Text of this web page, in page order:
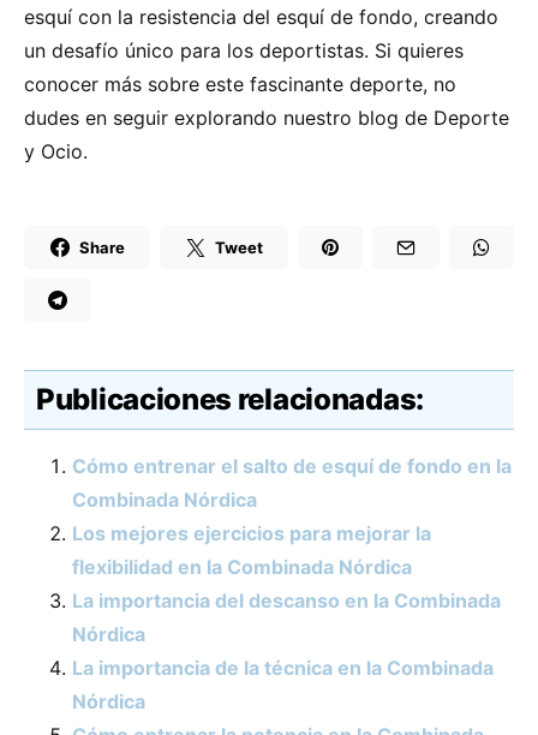
esquí con la resistencia del esquí de fondo, creando
un desafío único para los deportistas. Si quieres
conocer más sobre este fascinante deporte, no
dudes en seguir explorando nuestro blog de Deporte
y Ocio.
Share Tweet
Publicaciones relacionadas:
Cómo entrenar el salto de esquí de fondo en la
Combinada Nórdica
Los mejores ejercicios para mejorar la
flexibilidad en la Combinada Nórdica
La importancia del descanso en la Combinada
Nórdica
La importancia de la técnica en la Combinada
Nórdica